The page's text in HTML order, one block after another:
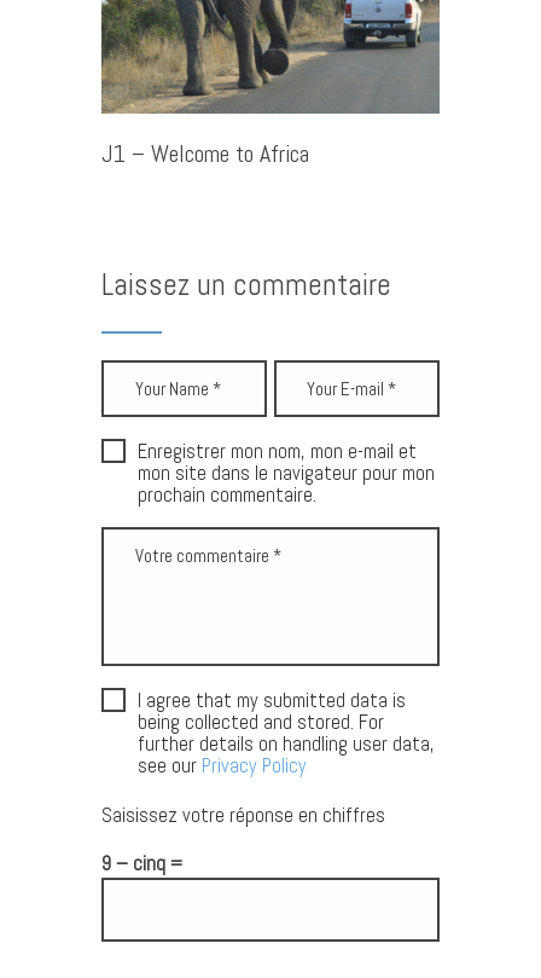
J1 – Welcome to Africa
Laissez un commentaire
Enregistrer mon nom, mon e-mail et
mon site dans le navigateur pour mon
prochain commentaire.
I agree that my submitted data is
being collected and stored. For
further details on handling user data,
see our Privacy Policy
Saisissez votre réponse en chiffres
9 − cinq =